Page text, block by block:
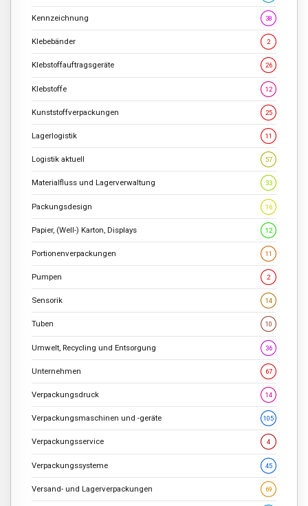
Kennzeichnung 38
Klebebänder 2
Klebstoffauftragsgeräte 26
Klebstoffe 12
Kunststoffverpackungen 25
Lagerlogistik 11
Logistik aktuell 57
Materialfluss und Lagerverwaltung 33
Packungsdesign 16
Papier, (Well-) Karton, Displays 12
Portionenverpackungen 11
Pumpen 2
Sensorik 14
Tuben 10
Umwelt, Recycling und Entsorgung 36
Unternehmen 67
Verpackungsdruck 14
Verpackungsmaschinen und -geräte 105
Verpackungsservice 4
Verpackungssysteme 45
Versand- und Lagerverpackungen 69